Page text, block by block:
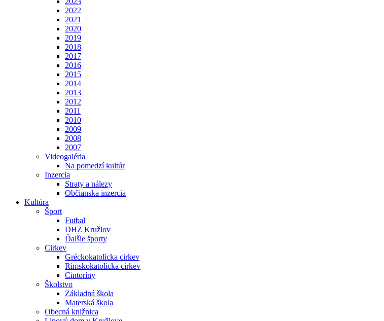
2022
2021
2020
2019
2018
2017
2016
2015
2014
2013
2012
2011
2010
2009
2008
2007
Videogaléria
Na pomedzí kultúr
Inzercia
Straty a nálezy
Občianska inzercia
Kultúra
Šport
Futbal
DHZ Kružlov
Ďalšie športy
Cirkev
Gréckokatolícka cirkev
Rímskokatolícka cirkev
Cintoríny
Školstvo
Základná škola
Materská škola
Obecná knižnica